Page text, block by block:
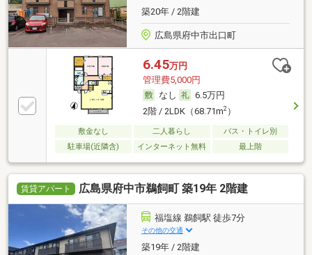
築20年 / 2階建
広島県府中市出口町
6.45万円
管理費5,000円
なし
6.5万円
2階 / 2LDK（68.71m2）
敷金なし 二人暮らし
バス・トイレ別
駐車場(近隣含)
インターネット無料 最上階
賃貸アパート 広島県府中市鵜飼町 築19年 2階建
福塩線 鵜飼駅 徒歩7分
その他の交通
築19年 / 2階建